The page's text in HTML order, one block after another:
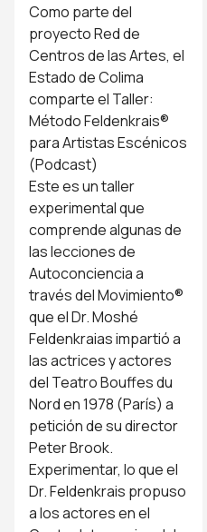
Como parte del
proyecto Red de
Centros de las Artes, el
Estado de Colima
comparte el Taller:
Método Feldenkrais®
para Artistas Escénicos
(Podcast)
Este es un taller
experimental que
comprende algunas de
las lecciones de
Autoconciencia a
través del Movimiento®
que el Dr. Moshé
Feldenkraias impartió a
las actrices y actores
del Teatro Bouffes du
Nord en 1978 (París) a
petición de su director
Peter Brook.
Experimentar, lo que el
Dr. Feldenkrais propuso
a los actores en el